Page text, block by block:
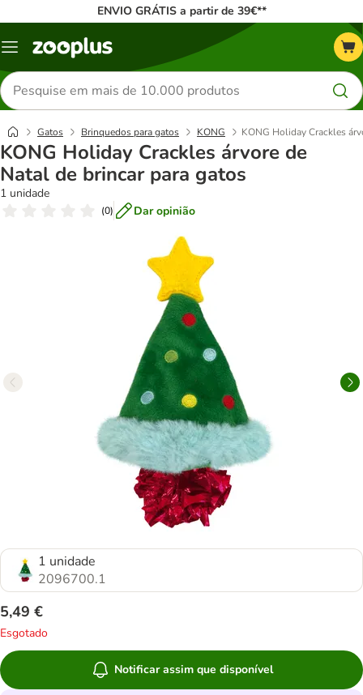
ENVIO GRÁTIS a partir de 39€**
Menu
Pesquisar
produtos
Gatos Brinquedos para gatos KONG KONG Holiday Crackles
KONG Holiday Crackles árvore de
Natal de brincar para gatos
1 unidade
(0) Dar opinião
1 unidade
2096700.1
5,49 €
Esgotado
Notificar assim que disponível